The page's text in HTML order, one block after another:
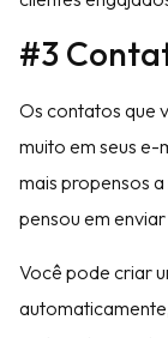
#3
Os contatos que
muito em seus e-
mais propensos
pensou em
Você pode criar